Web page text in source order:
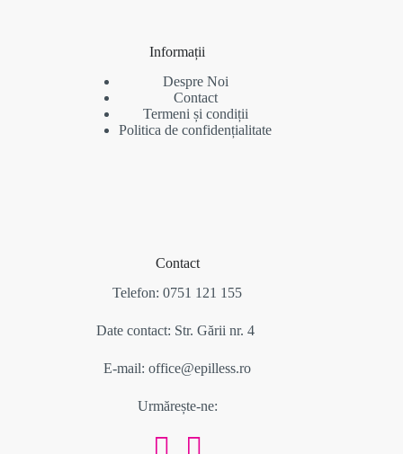
Informații
Despre Noi
Contact
Termeni și condiții
Politica de confidențialitate
Contact
Telefon: 0751 121 155
Date contact: Str. Gării nr. 4
E-mail: office@epilless.ro
Urmărește-ne: